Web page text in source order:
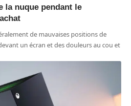
la nuque pendant le
de mauvaises positions de
un écran et des douleurs au cou et